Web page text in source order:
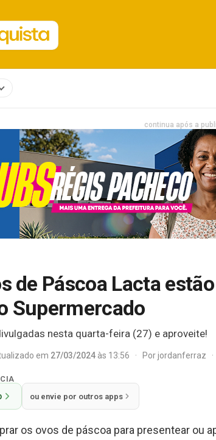
continua após a
de Páscoa Lacta
Supermercado
nesta quarta-feira (27) e aproveite!
em 27/03/2024 às 13:56 · Porjordanferraz ·
ou envie por outros apps
os ovos de páscoa para presentear ou